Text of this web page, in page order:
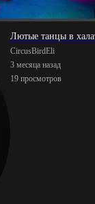
Лютые танцы в
CircusBirdEli
3 месяца назад
19 просмотров